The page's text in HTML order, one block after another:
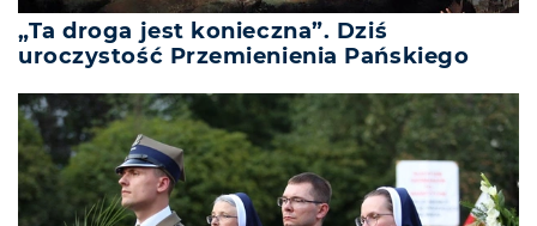
„Ta droga jest konieczna”. Dziś
uroczystość Przemienienia Pańskiego